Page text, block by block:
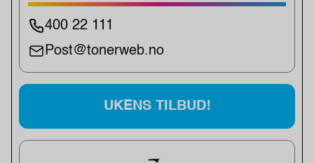
400 22 111
Post@tonerweb.no
UKENS TILBUD!